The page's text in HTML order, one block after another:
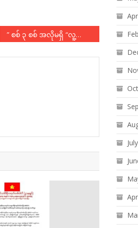
” စစ် ၃ စစ် အလိုမရှိ “လူ့ဘောင်သစ်ဒီမိုကရက်တစ်ပါတီ၏ နိုင်ငံရေးအမြင်သဘောထား ( ၂/ ၂၀၂၄ )